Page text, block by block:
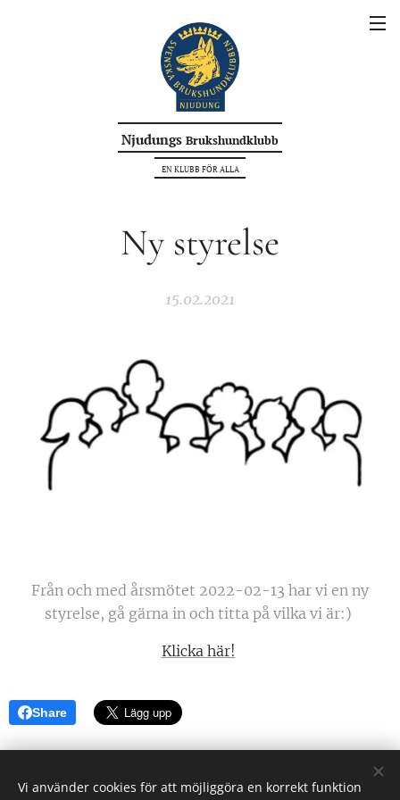
Njudungs Brukshundklubb
EN KLUBB FÖR ALLA
Ny styrelse
15.02.2021
Från och med årsmötet 2022-02-13 har vi en ny
styrelse, gå gärna in och titta på vilka vi är:)
Klicka här!
Share
Vi använder cookies för att möjliggöra en korrekt funktion